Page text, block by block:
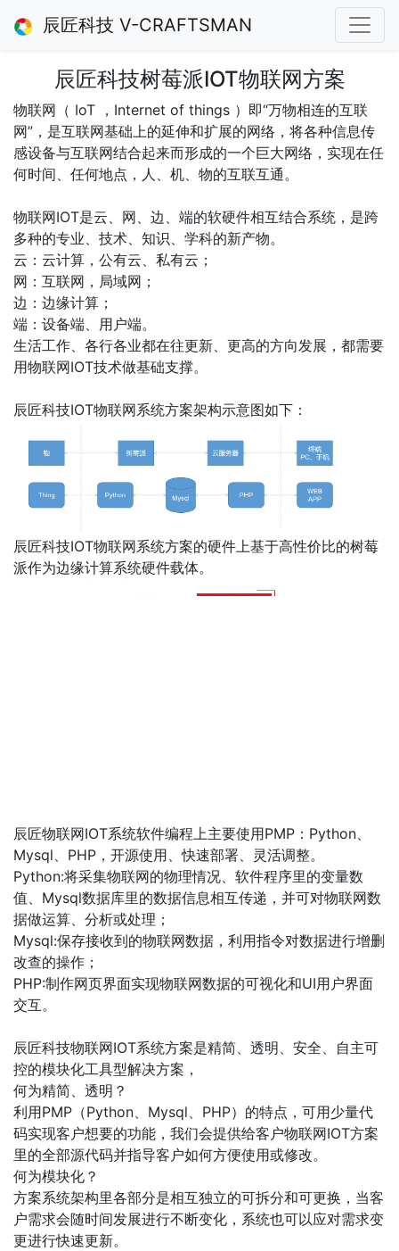
辰匠科技 V-CRAFTSMAN
辰匠科技树莓派IOT物联网方案
物联网（ IoT ，Internet of things ）即“万物相连的互联
网”，是互联网基础上的延伸和扩展的网络，将各种信息传
感设备与互联网结合起来而形成的一个巨大网络，实现在任
何时间、任何地点，人、机、物的互联互通。
物联网IOT是云、网、边、端的软硬件相互结合系统，是跨
多种的专业、技术、知识、学科的新产物。
云：云计算，公有云、私有云；
网：互联网，局域网；
边：边缘计算；
端：设备端、用户端。
生活工作、各行各业都在往更新、更高的方向发展，都需要
用物联网IOT技术做基础支撑。
辰匠科技IOT物联网系统方案架构示意图如下：
辰匠科技IOT物联网系统方案的硬件上基于高性价比的树莓
派作为边缘计算系统硬件载体。
辰匠物联网IOT系统软件编程上主要使用PMP：Python、
Mysql、PHP，开源使用、快速部署、灵活调整。
Python:将采集物联网的物理情况、软件程序里的变量数
值、Mysql数据库里的数据信息相互传递，并可对物联网数
据做运算、分析或处理；
Mysql:保存接收到的物联网数据，利用指令对数据进行增删
改查的操作；
PHP:制作网页界面实现物联网数据的可视化和UI用户界面
交互。
辰匠科技物联网IOT系统方案是精简、透明、安全、自主可
控的模块化工具型解决方案，
何为精简、透明？
利用PMP（Python、Mysql、PHP）的特点，可用少量代
码实现客户想要的功能，我们会提供给客户物联网IOT方案
里的全部源代码并指导客户如何方便使用或修改。
何为模块化？
方案系统架构里各部分是相互独立的可拆分和可更换，当客
户需求会随时间发展进行不断变化，系统也可以应对需求变
更进行快速更新。